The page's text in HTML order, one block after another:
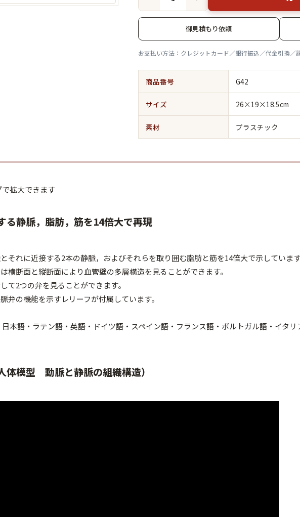
御見積もり依頼
お支払い方法：クレジットカード／銀行振込／代金引換／
商品番号 G42
サイズ 26×19×18.5cm
素材 プラスチック
拡大できます
る静脈，脂肪，筋を14倍大で再現
それに近接する2本の静脈，およびそれらを取り囲む脂肪と筋を14倍大で示しています
横断面と縦断面により血管壁の多層構造を見ることができます。
て2つの弁を見ることができます。
弁の機能を示すレリーフが付属しています。
本語・ラテン語・英語・ドイツ語・スペイン語・フランス語・ポルトガル語・イタリ
体模型 動脈と静脈の組織構造）